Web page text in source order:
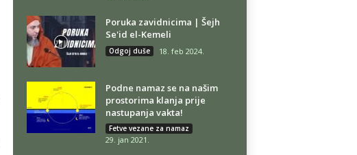
Poruka zavidnicima | Šejh
Se'id el-Kemeli
Odgoj duše 18. feb 2024.
Podne namaz se na našim
prostorima klanja prije
nastupanja vakta!
Fetve vezane za namaz
29. jan 2021.